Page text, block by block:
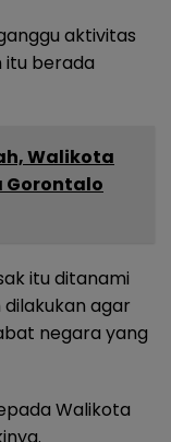
aktivitas
itu berada
Walikota
Gorontalo
itu ditanami
agar
negara yang
Walikota